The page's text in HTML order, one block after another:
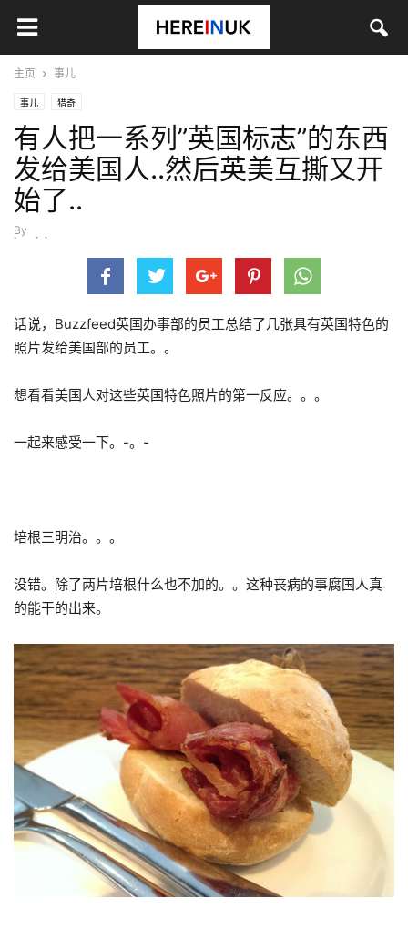
主页 事儿
事儿 猎奇
有人把一系列”英国标志”的东西
发给美国人..然后英美互撕又开
始了..
By
luoxixi
话说，Buzzfeed英国办事部的员工总结了几张具有英国特色的
照片发给美国部的员工。。
想看看美国人对这些英国特色照片的第一反应。。。
一起来感受一下。-。-
培根三明治。。。
没错。除了两片培根什么也不加的。。这种丧病的事腐国人真
的能干的出来。